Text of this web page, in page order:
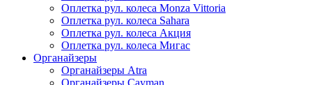
Оплетка рул. колеса Monza Vittoria
Оплетка рул. колеса Sahara
Оплетка рул. колеса Акция
Оплетка рул. колеса Мигас
Органайзеры
Органайзеры Atra
Органайзеры Cayman